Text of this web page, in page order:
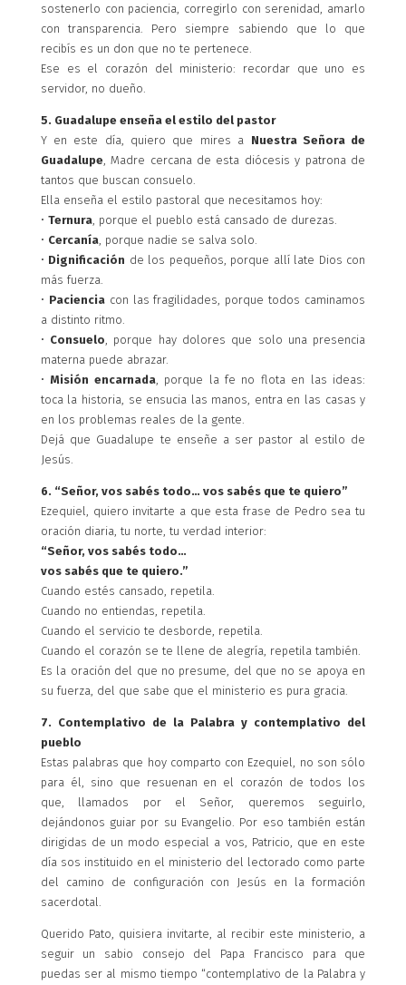
sostenerlo con paciencia, corregirlo con serenidad, amarlo
con transparencia. Pero siempre sabiendo que lo que
recibís es un don que no te pertenece.
Ese es el corazón del ministerio: recordar que uno es
servidor, no dueño.
5. Guadalupe enseña el estilo del pastor
Y en este día, quiero que mires a Nuestra Señora de
Guadalupe , Madre cercana de esta diócesis y patrona de
tantos que buscan consuelo.
Ella enseña el estilo pastoral que necesitamos hoy:
• Ternura, porque el pueblo está cansado de durezas.
• Cercanía, porque nadie se salva solo.
• Dignificación de los pequeños, porque allí late Dios con
más fuerza.
• Pacienciacon las fragilidades, porque todos caminamos
a distinto ritmo.
• Consuelo , porque hay dolores que solo una presencia
materna puede abrazar.
• Misión encarnada, porque la fe no flota en las ideas:
toca la historia, se ensucia las manos, entra en las casas y
en los problemas reales de la gente.
Dejá que Guadalupe te enseñe a ser pastor al estilo de
Jesús.
6. “Señor, vos sabés todo… vos sabés que te quiero”
Ezequiel, quiero invitarte a que esta frase de Pedro sea tu
oración diaria, tu norte, tu verdad interior:
“Señor, vos sabés todo…
vos sabés que te quiero.”
Cuando estés cansado, repetila.
Cuando no entiendas, repetila.
Cuando el servicio te desborde, repetila.
Cuando el corazón se te llene de alegría, repetila también.
Es la oración del que no presume, del que no se apoya en
su fuerza, del que sabe que el ministerio es pura gracia.
7. Contemplativo de la Palabra y contemplativo del
pueblo
Estas palabras que hoy comparto con Ezequiel, no son sólo
para él, sino que resuenan en el corazón de todos los
que, llamados por el Señor, queremos seguirlo,
dejándonos guiar por su Evangelio. Por eso también están
dirigidas de un modo especial a vos, Patricio, que en este
día sos instituido en el ministerio del lectorado como parte
del camino de configuración con Jesús en la formación
sacerdotal.
Querido Pato, quisiera invitarte, al recibir este ministerio, a
seguir un sabio consejo del Papa Francisco para que
puedas ser al mismo tiempo “contemplativo de la Palabra y